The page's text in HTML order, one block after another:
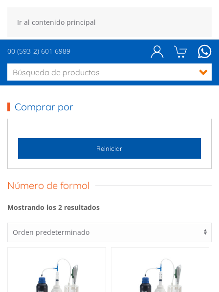
Ir al contenido principal
00 (593-2) 601 6989
Comprar por
Reiniciar
Número de formol
Mostrando los 2 resultados